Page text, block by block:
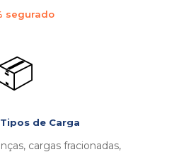
segurado
de Carga
cargas fracionadas,